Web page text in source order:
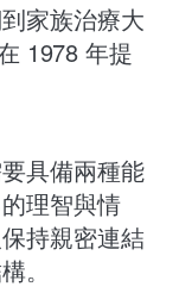
家族治療大
1978 年提
具備兩種能
理智與情
持親密連結
。